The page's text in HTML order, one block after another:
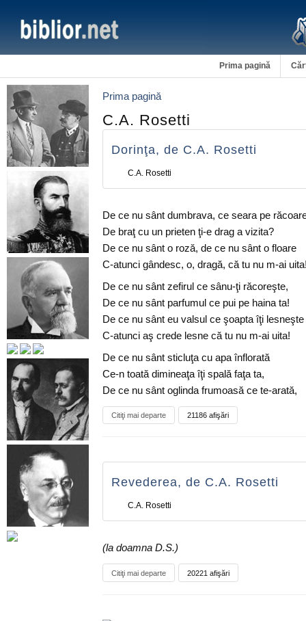
Prima pagină
Prima pagină
C.A. Rosetti
Dorinţa, de C.A. Rosetti
C.A. Rosetti
De ce nu sânt dumbrava, ce seara pe
De braţ cu un prieten ţi-e drag a vizita?
De ce nu sânt o roză, de ce nu sânt o floare
C-atunci gândesc, o, dragă, că tu nu m-ai
De ce nu sânt zefirul ce sânu-ţi răcoreşte,
De ce nu sânt parfumul ce pui pe haina ta!
De ce nu sânt eu valsul ce şoapta îţi lesneşte
C-atunci aş crede lesne că tu nu m-ai uita!
De ce nu sânt sticluţa cu apa înflorată
Ce-n toată dimineaţa îţi spală faţa ta,
De ce nu sânt oglinda frumoasă ce te-arată,
Citiţi mai departe 21186 afişări
Revederea, de C.A. Rosetti
C.A. Rosetti
(la doamna D.S.)
Citiţi mai departe 20221 afişări